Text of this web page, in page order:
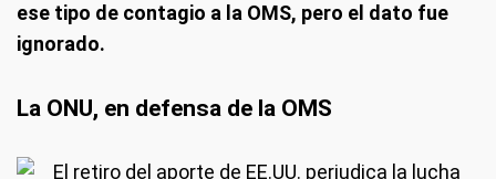
ese tipo de contagio a la OMS, pero el dato fue
ignorado.
La ONU, en defensa de la OMS